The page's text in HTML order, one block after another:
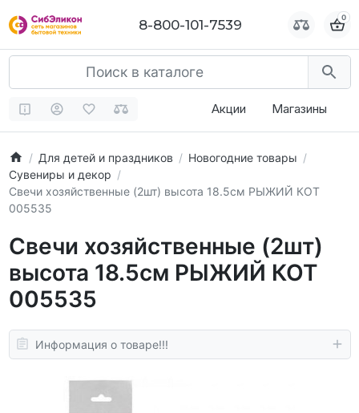
8-800-101-7539 0
Акции Магазины
Для детей и праздников
Новогодние товары
Сувениры и декор
Свечи хозяйственные (2шт) высота 18.5см РЫЖИЙ КОТ
005535
Свечи хозяйственные (2шт)
высота 18.5см РЫЖИЙ КОТ
005535
Информация о товаре!!!
8-800-101-7539 0